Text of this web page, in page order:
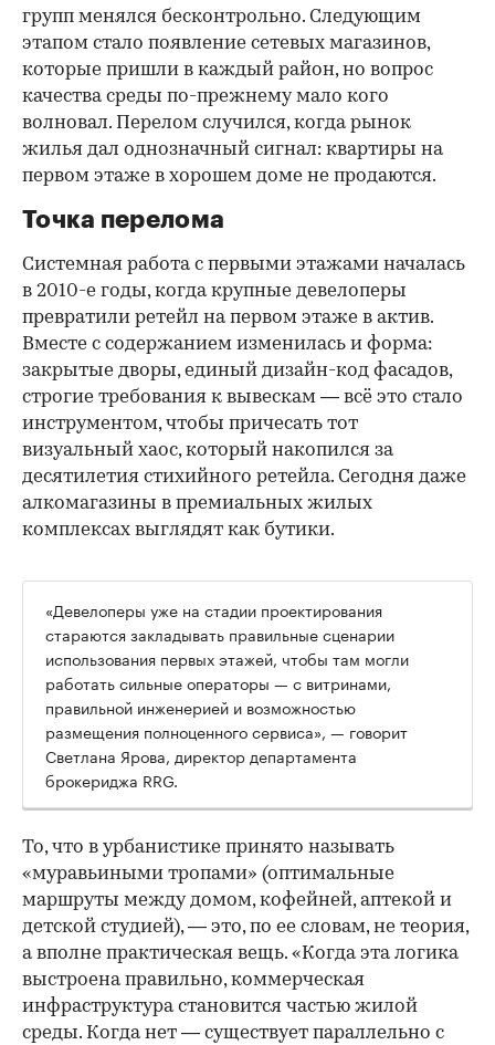
групп менялся бесконтрольно. Следующим
этапом стало появление сетевых магазинов,
которые пришли в каждый район, но вопрос
качества среды по-прежнему мало кого
волновал. Перелом случился, когда рынок
жилья дал однозначный сигнал: квартиры на
первом этаже в хорошем доме не продаются.
Точка перелома
Системная работа с первыми этажами началась
в 2010-е годы, когда крупные девелоперы
превратили ретейл на первом этаже в актив.
Вместе с содержанием изменилась и форма:
закрытые дворы, единый дизайн-код фасадов,
строгие требования к вывескам — всё это стало
инструментом, чтобы причесать тот
визуальный хаос, который накопился за
десятилетия стихийного ретейла. Сегодня даже
алкомагазины в премиальных жилых
комплексах выглядят как бутики.
00:00
«Девелоперы уже на стадии проектирования
стараются закладывать правильные сценарии
использования первых этажей, чтобы там могли
работать сильные операторы — с витринами,
правильной инженерией и возможностью
размещения полноценного сервиса», — говорит
Светлана Ярова, директор департамента
брокериджа RRG.
То, что в урбанистике принято называть
«муравьиными тропами» (оптимальные
маршруты между домом, кофейней, аптекой и
детской студией), — это, по ее словам, не теория,
а вполне практическая вещь. «Когда эта логика
выстроена правильно, коммерческая
инфраструктура становится частью жилой
среды. Когда нет — существует параллельно с